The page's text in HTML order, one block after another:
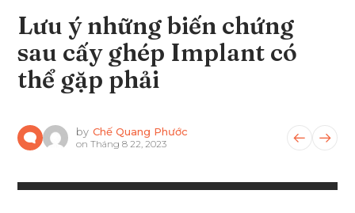
Lưu ý những biến chứng
sau cấy ghép Implant có
thể gặp phải
by Chế Quang Phước
on Tháng 8 22, 2023